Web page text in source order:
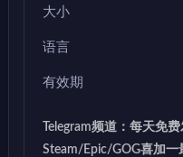
大小
语言
有效期
Telegram频道：每天免
Steam/Epic/GOG喜加